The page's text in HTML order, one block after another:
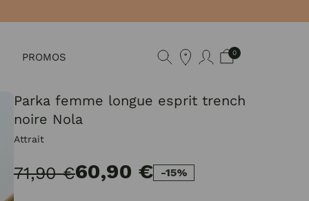
PROMOS 0
Parka femme longue esprit trench
noire Nola
Attrait
71,90 €60,90 € -15%